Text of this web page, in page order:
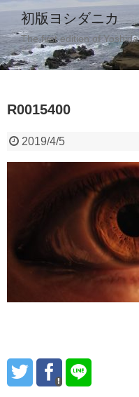
初版ヨシダニカ
The first edition of
R0015400
2019/4/5